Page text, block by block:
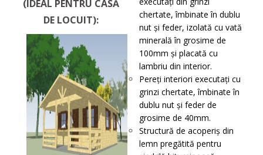
(IDEAL PENTRU CASĂ
DE LOCUIT):
chertate, îmbinate în dublu
nut și feder, izolată cu vată
minerală în grosime de
100mm și placată cu
lambriu din interior.
Pereți interiori executați cu
grinzi chertate, îmbinate în
dublu nut și feder de
grosime de 40mm.
Structură de acoperiş din
lemn pregătită pentru